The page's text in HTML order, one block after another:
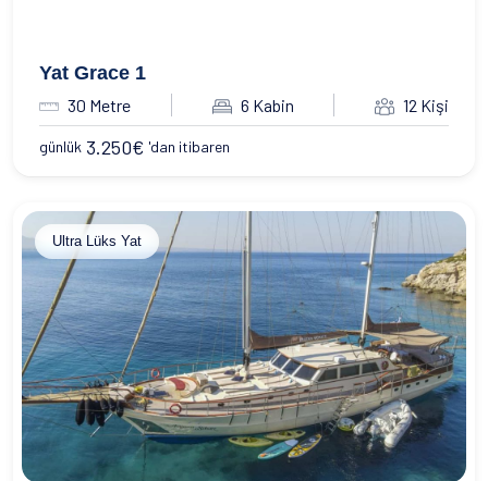
Yat Grace 1
30 Metre 6 Kabin 12 Kişi
günlük 3.250€ 'dan itibaren
Ultra Lüks Yat